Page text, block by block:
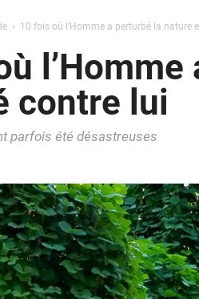
10 fois où l’Homme a perturbé la nature
contre lui
parfois été désastreuses